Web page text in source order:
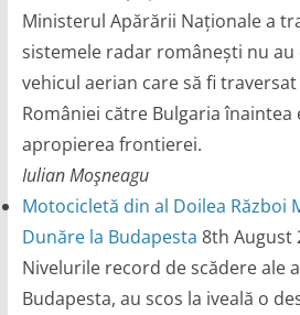
Ministerul Apărării Naționale a
sistemele radar românești nu
vehicul aerian care să fi
României către Bulgaria
apropierea frontierei.
Iulian Moşneagu
Motocicletă din al Doilea Război
Dunăre la Budapesta 8th August
Nivelurile record de scădere ale
Budapesta, au scos la iveală o